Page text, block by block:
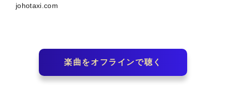
johotaxi.com
楽曲をオフラインで聴く